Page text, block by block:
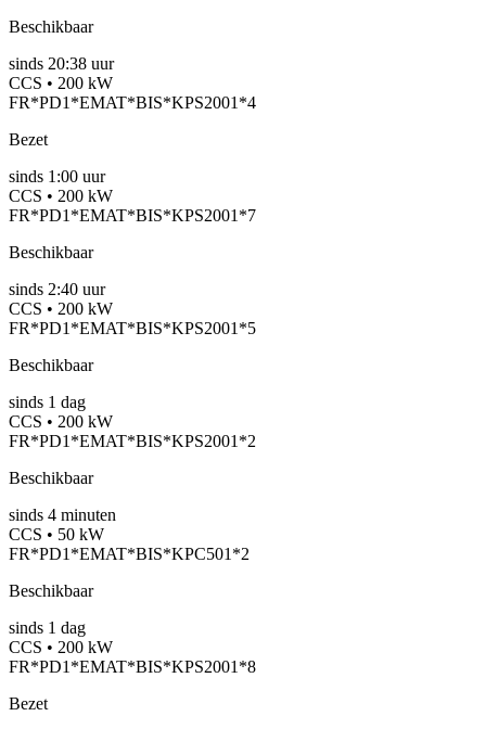
Beschikbaar
sinds 20:38 uur
CCS • 200 kW
FR*PD1*EMAT*BIS*KPS2001*4
Bezet
sinds 1:00 uur
CCS • 200 kW
FR*PD1*EMAT*BIS*KPS2001*7
Beschikbaar
sinds 2:40 uur
CCS • 200 kW
FR*PD1*EMAT*BIS*KPS2001*5
Beschikbaar
sinds 1 dag
CCS • 200 kW
FR*PD1*EMAT*BIS*KPS2001*2
Beschikbaar
sinds 4 minuten
CCS • 50 kW
FR*PD1*EMAT*BIS*KPC501*2
Beschikbaar
sinds 1 dag
CCS • 200 kW
FR*PD1*EMAT*BIS*KPS2001*8
Bezet